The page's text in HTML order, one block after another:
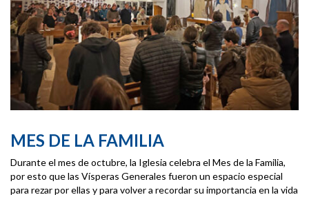
MES DE LA FAMILIA
Durante el mes de octubre, la Iglesia celebra el Mes de la Familia,
por esto que las Vísperas Generales fueron un espacio especial
para rezar por ellas y para volver a recordar su importancia en la vida